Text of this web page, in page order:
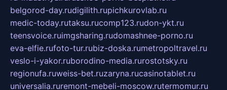
belgorod-day.rudigilith.rupichkurovlab.ru
medic-today.rutaksu.rucomp123.rudon-ykt.ru
teensvoice.ruimgsharing.rudomashnee-porno.ru
eva-elfie.rufoto-tur.rubiz-doska.rumetropoltravel.ru
veslo-i-yakor.ruborodino-media.rurostotsky.ru
regionufa.ruweiss-bet.ruzaryna.rucasinotablet.ru
universalia.ruremont-mebeli-moscow.rutermomur.ru